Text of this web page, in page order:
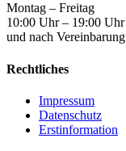
Montag – Freitag
10:00 Uhr – 19:00 Uhr
und nach Vereinbarung
Rechtliches
Impressum
Datenschutz
Erstinformation